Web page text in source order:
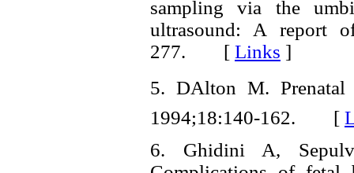
sampling via the
ultrasound: A report
277. [ Links ]
5. DAlton M. Prenatal
1994;18:140-162. [
6. Ghidini A,